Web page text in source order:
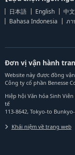
日本語 English 中
Bahasa Indonesia
ภา
Đơn vị vận hành
Website này được đồng
Công ty cổ phần Benesse
Hiệp hội Văn hóa Sinh
tế
113-8642, Tokyo-to
Khái niệm về trang web